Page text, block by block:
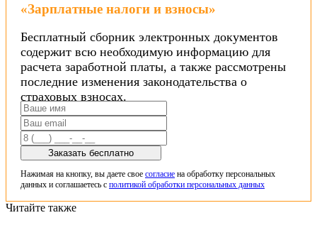
«Зарплатные налоги и взносы»
Бесплатный сборник электронных документов
содержит всю необходимую информацию для
расчета заработной платы, а также рассмотрены
последние изменения законодательства о
страховых взносах.
Заказать бесплатно
Нажимая на кнопку, вы даете свое согласие на обработку персональных
данных и соглашаетесь с политикой обработки персональных данных
Читайте также